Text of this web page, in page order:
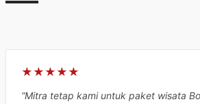
★★★★★
“Mitra tetap kami untuk paket wisata